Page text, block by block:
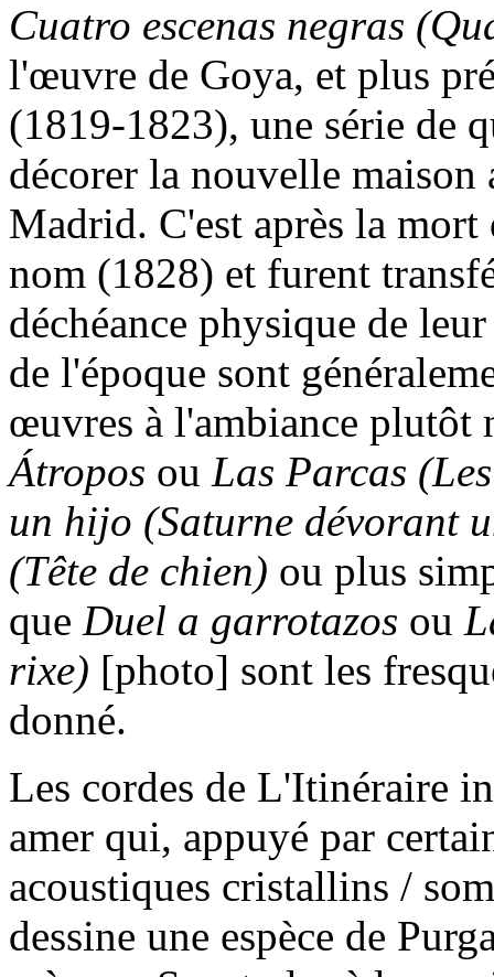
Cuatro escenas negras
l'œuvre de Goya, et plus
(1819-1823), une série de
décorer la nouvelle
Madrid. C'est après la
nom (1828) et furent
déchéance physique de
de l'époque sont
œuvres à l'ambiance plutôt
Átropos ou Las Parcas
un hijo (Saturne dévorant
(Tête de chien) ou plus
que Duel a garrotazos ou
rixe) [photo] sont les
donné.
Les cordes de L'Itinéraire
amer qui, appuyé par
acoustiques cristallins /
dessine une espèce de